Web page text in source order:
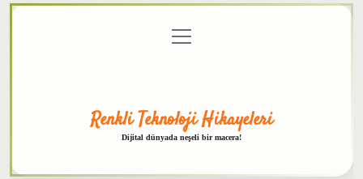
menüyü
aç
Renkli Teknoloji Hikayeleri
Dijital dünyada neşeli bir macera!